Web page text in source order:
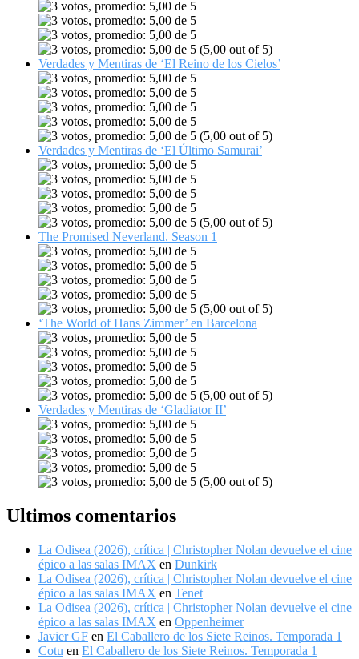
(5,00 out of 5)
Verdades y Mentiras de ‘El Reino de los Cielos’
(5,00 out of 5)
Verdades y Mentiras de ‘El Último Samurai’
(5,00 out of 5)
The Promised Neverland. Season 1
(5,00 out of 5)
‘The World of Hans Zimmer’ en Barcelona
(5,00 out of 5)
Verdades y Mentiras de ‘Gladiator II’
(5,00 out of 5)
Ultimos comentarios
La Odisea (2026), crítica | Christopher Nolan devuelve el cine
épico a las salas IMAX en Dunkirk
La Odisea (2026), crítica | Christopher Nolan devuelve el cine
épico a las salas IMAX en Tenet
La Odisea (2026), crítica | Christopher Nolan devuelve el cine
épico a las salas IMAX en Oppenheimer
Javier GF en El Caballero de los Siete Reinos. Temporada 1
Cotu en El Caballero de los Siete Reinos. Temporada 1